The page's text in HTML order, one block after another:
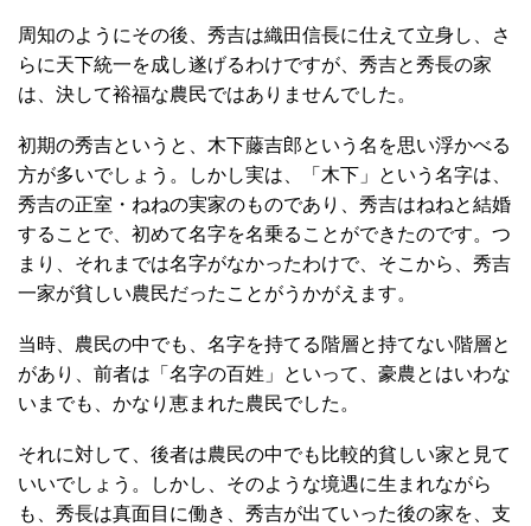
周知のようにその後、秀吉は織田信長に仕えて立身し、さ
らに天下統一を成し遂げるわけですが、秀吉と秀長の家
は、決して裕福な農民ではありませんでした。
初期の秀吉というと、木下藤吉郎という名を思い浮かべる
方が多いでしょう。しかし実は、「木下」という名字は、
秀吉の正室・ねねの実家のものであり、秀吉はねねと結婚
することで、初めて名字を名乗ることができたのです。つ
まり、それまでは名字がなかったわけで、そこから、秀吉
一家が貧しい農民だったことがうかがえます。
当時、農民の中でも、名字を持てる階層と持てない階層と
があり、前者は「名字の百姓」といって、豪農とはいわな
いまでも、かなり恵まれた農民でした。
それに対して、後者は農民の中でも比較的貧しい家と見て
いいでしょう。しかし、そのような境遇に生まれながら
も、秀長は真面目に働き、秀吉が出ていった後の家を、支